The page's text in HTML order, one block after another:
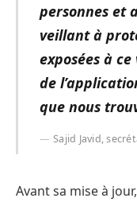
personnes et
veillant à
exposées à
de
que nous
Sajid Javid,
Avant sa mise à jour,